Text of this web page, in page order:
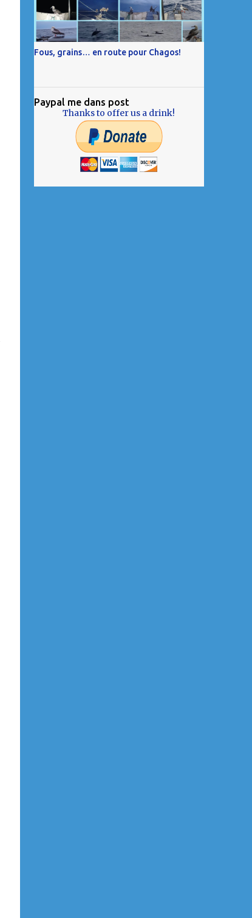
Fous, grains… en route pour Chagos!
Paypal me dans post
Thanks to offer us a drink!